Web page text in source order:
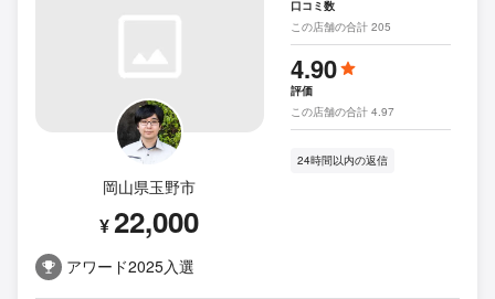
岡山県玉野市
¥22,000
アワード2025入選
口コミ数
この店舗の合計 205
4.90
評価
この店舗の合計 4.97
24時間以内の返信